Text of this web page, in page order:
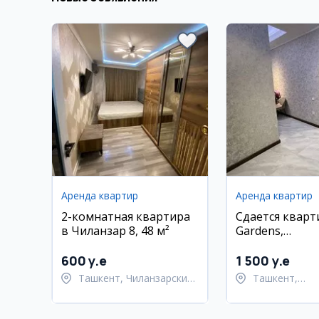
Аренда квартир
2-комнатная квартира
в Чиланзар 8, 48 м²
600 y.e
Ташкент, Чиланзарский
Аренда квартир
Сдается
Gardens,
район,
кв.м.
1 500 y.e
Ташкент,